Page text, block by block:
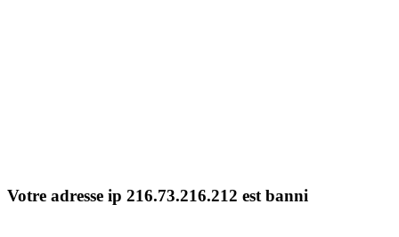
Votre adresse ip 216.73.216.212 est banni